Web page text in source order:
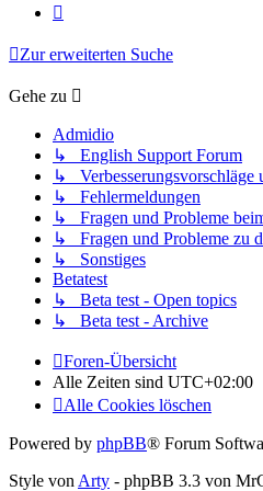
Zur erweiterten Suche
Gehe zu
Admidio
↳ English Support Forum
↳ Verbesserungsvorschläge
↳ Fehlermeldungen
↳ Fragen und Probleme
↳ Fragen und Probleme zu
↳ Sonstiges
Betatest
↳ Beta test - Open topics
↳ Beta test - Archive
Foren-Übersicht
Alle Zeiten sind UTC+02:00
Alle Cookies löschen
Powered by phpBB® Forum
Style von Arty - phpBB 3.3 von